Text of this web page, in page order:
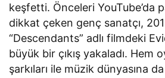
keşfetti. Önceleri YouTube’da
dikkat çeken genç sanatçı,
“Descendants” adlı filmdeki
büyük bir çıkış yakaladı. Hem
şarkıları ile müzik dünyasına